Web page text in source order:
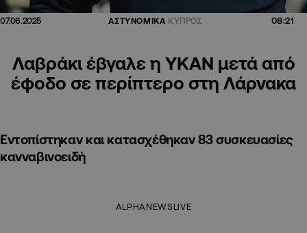
07.06.2025 ΑΣΤΥΝΟΜΙΚΑ ΚΥΠΡΟΣ 08:21
Λαβράκι έβγαλε η ΥΚΑΝ μετά από
έφοδο σε περίπτερο στη Λάρνακα
Εντοπίστηκαν και κατασχέθηκαν 83 συσκευασίες
κανναβινοειδή
ALPHANEWSLIVE